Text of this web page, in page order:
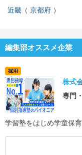
近畿 京都府
編集部オススメ企業
採用
株式
専門
学習塾をはじめ学童保